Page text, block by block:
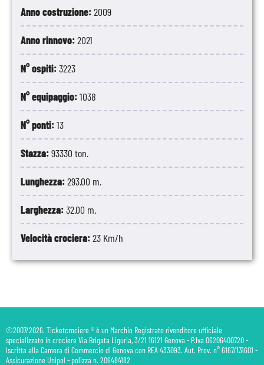
Anno costruzione:2009
Anno rinnovo:2021
N° ospiti:3223
N° equipaggio:1038
N° ponti:13
Stazza:93330 ton.
Lunghezza:293.00 m.
Larghezza:32.00 m.
Velocità crociera:23 Km/h
©2007/2026. Ticketcrociere ® è un Marchio Registrato rivenditore ufficiale
specializzato in crociere Via Brigata Liguria, 3/21 16121 Genova - P.Iva 06206400720 -
Iscritta alla Camera di Commercio di Genova con REA 433093. Aut. Prov. n° 6167/131601 -
Assicurazione Unipol - polizza n. 206484182